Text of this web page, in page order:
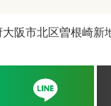
阪市北区曽根崎新